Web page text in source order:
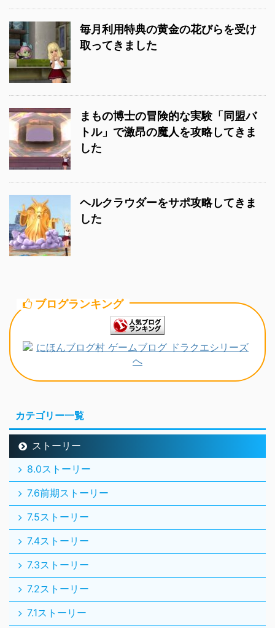
毎月利用特典の黄金の花びらを受け
取ってきました
まもの博士の冒険的な実験「同盟バ
トル」で激昂の魔人を攻略してきま
した
ヘルクラウダーをサポ攻略してきま
した
ブログランキング
カテゴリー一覧
ストーリー
8.0ストーリー
7.6前期ストーリー
7.5ストーリー
7.4ストーリー
7.3ストーリー
7.2ストーリー
7.1ストーリー